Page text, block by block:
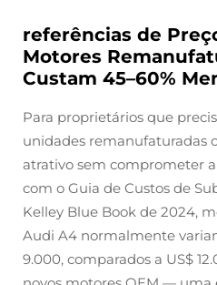
referências de
Motores
Custam 45–60%
Para proprietários que
unidades remanufaturadas
atrativo sem comprometer
com o Guia de Custos de
Kelley Blue Book de 2024,
Audi A4 normalmente
9.000, comparados a US$